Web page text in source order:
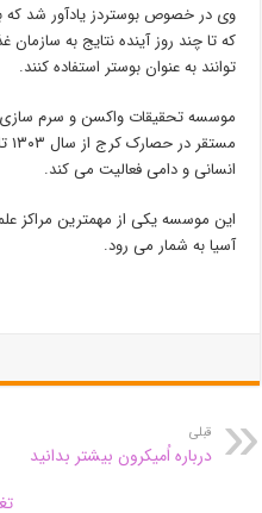
وی در خصوص بوستردز یادآور شد که
که تا چند روز آینده نتایج به
توانند به عنوان بوستر استفاده کنند.
موسسه تحقیقات واکسن و سرم سازی
انسانی و دامی فعالیت می کند.
این موسسه یکی از مهمترین مراکز
آسیا به شمار می رود.
قبلی
درباره اُمیکرون بیشتر بدانید